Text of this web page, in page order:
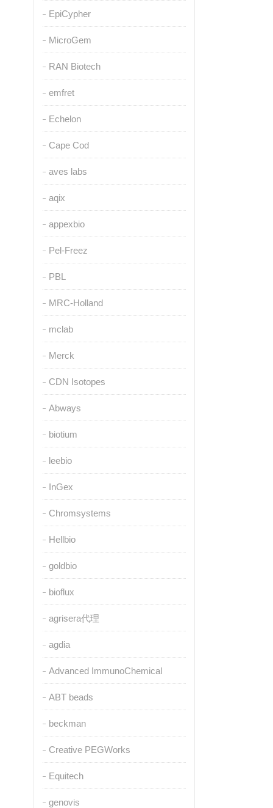
EpiCypher
MicroGem
RAN Biotech
emfret
Echelon
Cape Cod
aves labs
aqix
appexbio
Pel-Freez
PBL
MRC-Holland
mclab
Merck
CDN Isotopes
Abways
biotium
leebio
InGex
Chromsystems
Hellbio
goldbio
bioflux
agrisera代理
agdia
Advanced ImmunoChemical
ABT beads
beckman
Creative PEGWorks
Equitech
genovis